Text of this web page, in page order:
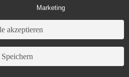
Servicequalität einmalig
Marketing